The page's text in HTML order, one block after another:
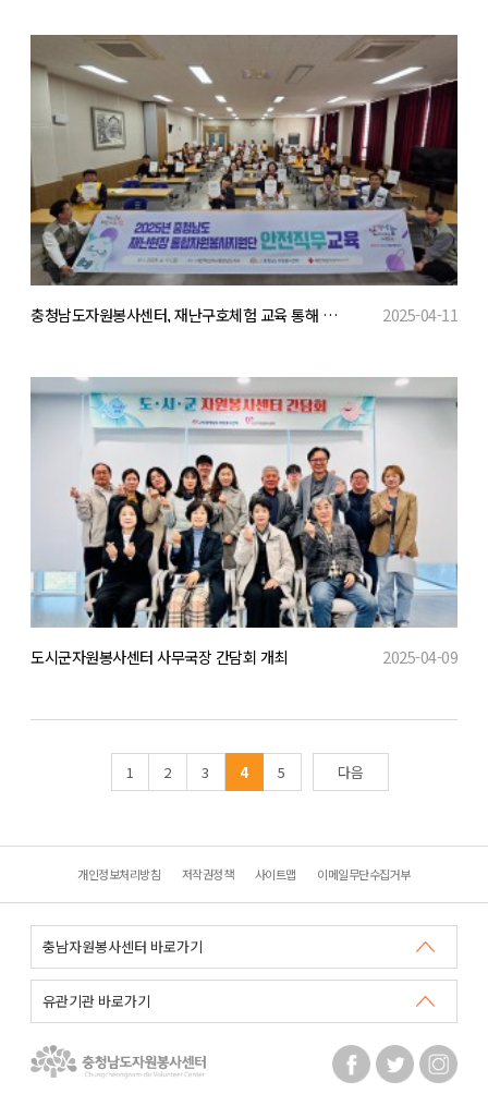
충청남도자원봉사센터, 재난구호체험 교육 통해 실전 대응 역량 강화 2025-04-11
도시군자원봉사센터 사무국장 간담회 개최 2025-04-09
1 2 3 4 5 다음
개인정보처리방침 저작권정책 사이트맵 이메일무단수집거부